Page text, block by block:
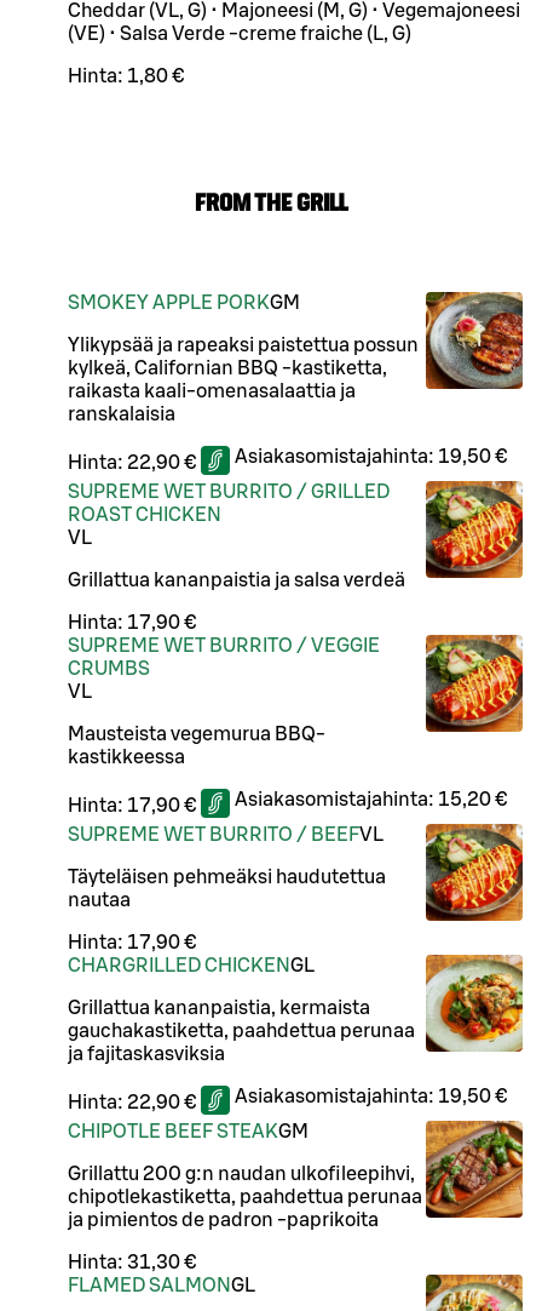
Cheddar (VL, G) • Majoneesi (M, G) • Vegemajoneesi
(VE) • Salsa Verde -creme fraiche (L, G)
Hinta: 1,80 €
FROM THE GRILL
SMOKEY APPLE PORKGM
Ylikypsää ja rapeaksi paistettua possun
kylkeä, Californian BBQ -kastiketta,
raikasta kaali-omenasalaattia ja
ranskalaisia
Hinta: 22,90 € Asiakasomistajahinta: 19,50 €
SUPREME WET BURRITO / GRILLED
ROAST CHICKEN
VL
Grillattua kananpaistia ja salsa verdeä
Hinta: 17,90 €
SUPREME WET BURRITO / VEGGIE
CRUMBS
VL
Mausteista vegemurua BBQ-
kastikkeessa
Hinta: 17,90 € Asiakasomistajahinta: 15,20 €
SUPREME WET BURRITO / BEEFVL
Täyteläisen pehmeäksi haudutettua
nautaa
Hinta: 17,90 €
CHARGRILLED CHICKENGL
Grillattua kananpaistia, kermaista
gauchakastiketta, paahdettua perunaa
ja fajitaskasviksia
Hinta: 22,90 € Asiakasomistajahinta: 19,50 €
CHIPOTLE BEEF STEAKGM
Grillattu 200 g:n naudan ulkofileepihvi,
chipotlekastiketta, paahdettua perunaa
ja pimientos de padron -paprikoita
Hinta: 31,30 €
FLAMED SALMONGL